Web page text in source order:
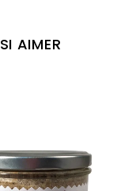
AIMER